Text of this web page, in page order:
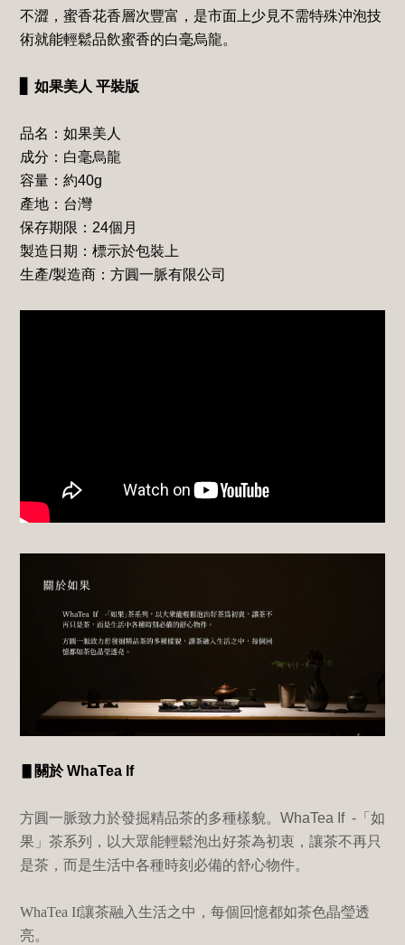
不澀，蜜香花香層次豐富，是市面上少見不需特殊沖泡技
術就能輕鬆品飲蜜香的白毫烏龍。
如果美人 平裝版
品名：如果美人
成分：白毫烏龍
容量：約40g
產地：台灣
保存期限： 24個月
製造日期：標示於包裝上
生產/製造商：方圓一脈有限公司
▋關於 WhaTea If
方圓一脈致力於發掘精品茶的多種樣貌。 WhaTea If - 「如
果」茶系列，以大眾能輕鬆泡出好茶為初衷，讓茶不再只
是茶，而是生活中各種時刻必備的舒心物件。
WhaTea If讓茶融入生活之中，每個回憶都如茶色晶瑩透
亮。